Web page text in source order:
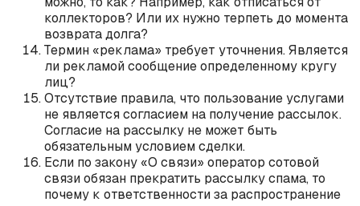
коллекторов? Или их нужно терпеть до момента
возврата долга?
Термин «реклама» требует уточнения. Является
ли рекламой сообщение определенному кругу
лиц?
Отсутствие правила, что пользование услугами
не является согласием на получение рассылок.
Согласие на рассылку не может быть
обязательным условием сделки.
Если по закону «О связи» оператор сотовой
связи обязан прекратить рассылку спама, то
почему к ответственности за распространение